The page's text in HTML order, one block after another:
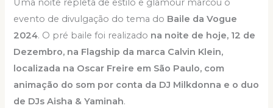
Uma noite repleta de estilo e glamour marcou o
evento de divulgação do tema do Baile da Vogue
2024. O pré baile foi realizado na noite de hoje, 12 de
Dezembro, na Flagship da marca Calvin Klein,
localizada na Oscar Freire em São Paulo, com
animação do som por conta da DJ Milkdonna e o duo
de DJs Aisha & Yaminah.